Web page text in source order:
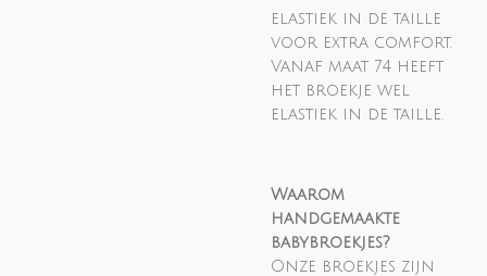
elastiek in de taille
voor extra comfort.
Vanaf maat 74 heeft
het broekje wel
elastiek in de taille.
Waarom
handgemaakte
babybroekjes?
Onze broekjes zijn